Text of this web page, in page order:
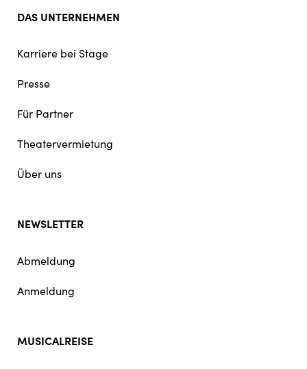
DAS UNTERNEHMEN
Karriere bei Stage
Presse
Für Partner
Theatervermietung
Über uns
NEWSLETTER
Abmeldung
Anmeldung
MUSICALREISE